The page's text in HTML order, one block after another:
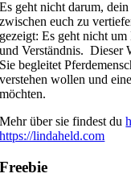
Es geht nicht darum,
zwischen euch zu
gezeigt: Es geht nicht
und Verständnis. Dieser
Sie begleitet
verstehen wollen und
möchten.
Mehr über sie findest du
https://lindaheld.com
Freebie